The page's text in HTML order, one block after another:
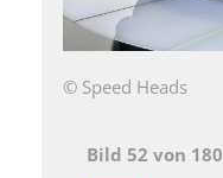
© Speed Heads
Bild 52 von 180